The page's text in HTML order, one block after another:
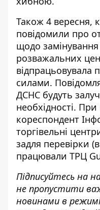
Також 4 вересня,
повідомили про
щодо замінування
розважальних
відпрацьовувала
силами.
ДСНС будуть
необхідності.
кореспондент
торгівельні
задля перевірки
працювали ТРЦ
Підписуйтесь на
не пропустити
новинами в